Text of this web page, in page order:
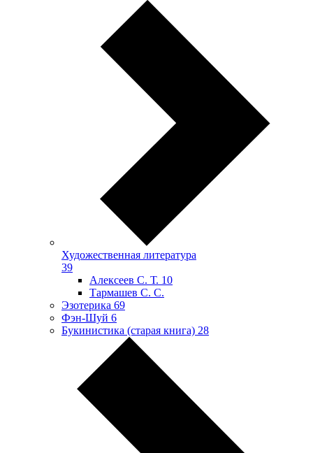
Художественная литература
39
Алексеев С. Т. 10
Тармашев С. С.
Эзотерика 69
Фэн-Шуй 6
Букинистика (старая книга) 28